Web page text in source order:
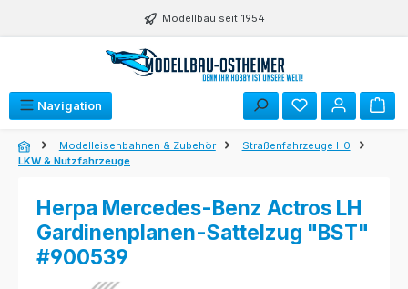
Zum Hauptinhalt springen Modellbau seit 1954
Navigation
Modelleisenbahnen & Zubehör
Straßenfahrzeuge H0
LKW & Nutzfahrzeuge
Herpa Mercedes-Benz Actros LH
Gardinenplanen-Sattelzug "BST"
#900539